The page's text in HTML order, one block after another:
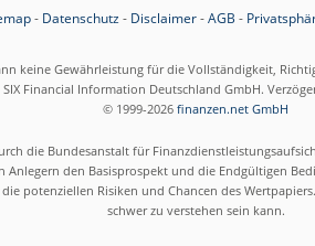
- Datenschutz- Disclaimer-AGB -
keine Gewährleistung für die Vollständigkeit,
Financial Information Deutschland GmbH.
© 1999-2026 finanzen.net GmbH
die Bundesanstalt für
den Basisprospekt und die Endgültigen
potenziellen Risiken und Chancen des
schwer zu verstehen sein kann.